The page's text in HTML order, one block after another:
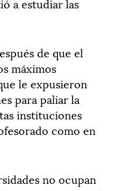
a estudiar las
de que el
máximos
le expusieron
para paliar la
instituciones
como en
no ocupan